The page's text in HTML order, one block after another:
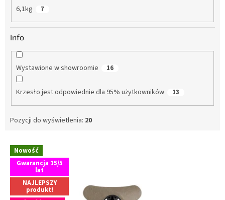
6,1kg 7
Info
Wystawione w showroomie 16
Krzesło jest odpowiednie dla 95% użytkowników 13
Pozycji do wyświetlenia: 20
Nowość
Gwarancja 15/5
lat
NAJLEPSZY
produkt!